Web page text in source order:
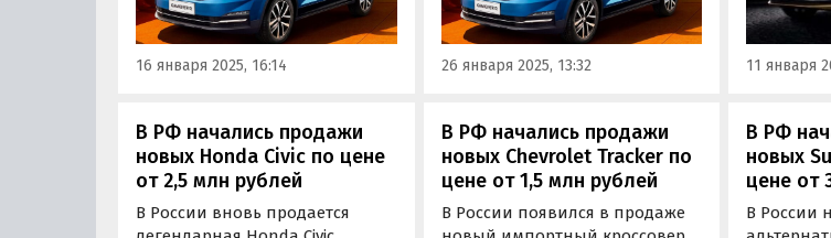
«Автоновости дня».
16 января 2025, 16:14
январе начинаются от 2 640 000
рублей, пишут «Автоновости
дня».
26 января 2025, 13:32
из
рублей,
11 января
В РФ начались продажи
новых Honda Civic по цене
от 2,5 млн рублей
В России вновь продается
В РФ начались продажи
новых Chevrolet Tracker по
цене от 1,5 млн рублей
В России появился в продаже
В РФ
новых
цене от
В России